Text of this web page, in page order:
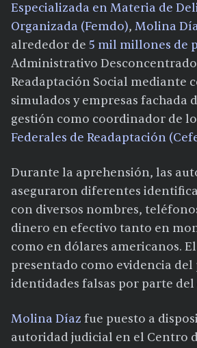
Especializada en Materia de
Organizada (Femdo), Molina
alrededor de 5 mil millones de
Administrativo
Readaptación Social mediante
simulados y empresas fachada
gestión como coordinador de
Federales de Readaptación
Durante la aprehensión, las
aseguraron diferentes
con diversos nombres,
dinero en efectivo tanto en
como en dólares americanos.
presentado como evidencia del
identidades falsas por parte
Molina Díaz fue puesto a
autoridad judicial en el Centro